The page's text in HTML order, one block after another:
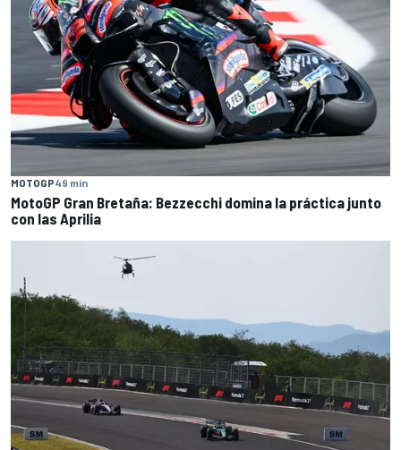
MOTOGP49 min
MotoGP Gran Bretaña: Bezzecchi domina la práctica junto
con las Aprilia